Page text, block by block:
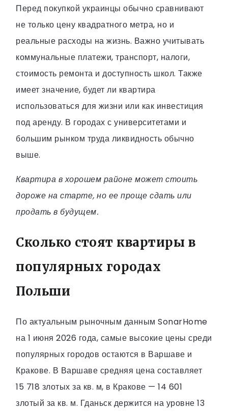
Перед покупкой украинцы обычно сравнивают
не только цену квадратного метра, но и
реальные расходы на жизнь. Важно учитывать
коммунальные платежи, транспорт, налоги,
стоимость ремонта и доступность школ. Также
имеет значение, будет ли квартира
использоваться для жизни или как инвестиция
под аренду. В городах с университетами и
большим рынком труда ликвидность обычно
выше.
Квартира в хорошем районе может стоить
дороже на старте, но ее проще сдать или
продать в будущем.
Сколько стоят квартиры в
популярных городах
Польши
По актуальным рыночным данным SonarHome
на 1 июня 2026 года, самые высокие цены среди
популярных городов остаются в Варшаве и
Кракове. В Варшаве средняя цена составляет
15 718 злотых за кв. м, в Кракове — 14 601
злотый за кв. м. Гданьск держится на уровне 13